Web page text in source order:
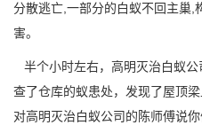
分散逃亡,一部分的白蚁不回主巢,
害。
半个小时左右，高明灭治白蚁
查了仓库的蚁患处，发现了屋顶
对高明灭治白蚁公司的陈师傅说